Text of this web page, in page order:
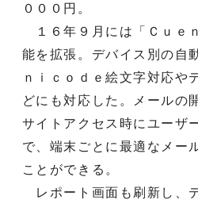
０００円。
１６年９月には「Ｃｕｅ
能を拡張。デバイス別の自
ｎｉｃｏｄｅ絵文字対応や
どにも対応した。メールの
サイトアクセス時にユーザ
で、端末ごとに最適なメー
ことができる。
レポート画面も刷新し、